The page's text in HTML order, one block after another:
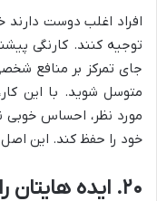
افراد اغلب دوست
توجیه کنند. کارنگی
جای تمرکز بر منافع
متوسل شوید. با این
مورد نظر، احساس
خود را حفظ کند. این
۲۰. ایده